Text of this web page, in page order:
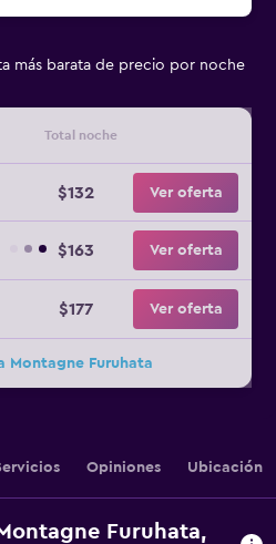
más barata de precio por noche
Total noche
$132 Ver oferta
$163 Ver oferta
$177 Ver oferta
Montagne Furuhata
Opiniones Ubicación
Furuhata,